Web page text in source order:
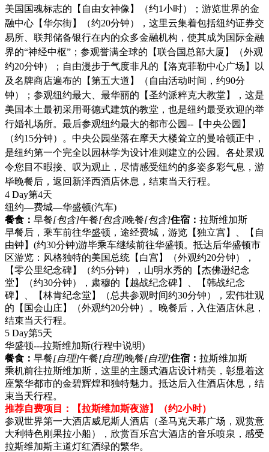
美国国魂标志的【自由女神像】（约1小时）；游览世界的金
融中心【华尔街】（约20分钟），这里云集着包括纽约证券交
易所、联邦储备银行在内的众多金融机构，使其成为国际金融
界的“神经中枢”；参观誉满全球的【联合国总部大厦】（外观
约20分钟）；自由漫步于气度非凡的【洛克菲勒中心广场】以
及名牌商店遍布的【第五大道】（自由活动时间，约90分
钟）；参观纽约最大、最华丽的【圣约派粹克大教堂】，这是
美国本土最初采用哥德式建筑的教堂，也是纽约最受欢迎的举
行婚礼场所。最后参观纽约最大的都市公园--【中央公园】
（约15分钟）。中央公园坐落在摩天大楼耸立的曼哈顿正中，
是纽约第一个完全以园林学为设计准则建立的公园。各处景观
令您目不暇接、叹为观止，尽情感受纽约的多姿多彩气息，游
毕晚餐后，返回新泽西酒店休息，结束当天行程。
4 Day第4天
纽约—费城—华盛顿(汽车)
餐食： 早餐[包含]午餐[包含]晚餐[包含]住宿： 拉斯维加斯
早餐后，乘车前往华盛顿，途经费城，游览【独立宫】、【自
由钟】(约30分钟)游毕乘车继续前往华盛顿。抵达后华盛顿市
区游览：风格独特的美国总统【白宫】（外观约20分钟），
【零公里纪念碑】（约5分钟），山明水秀的【杰佛逊纪念
堂】（约30分钟），肃穆的【越战纪念碑】、【韩战纪念
碑】、【林肯纪念堂】（总共参观时间约30分钟），宏伟壮观
的【国会山庄】（外观约20分钟）。晚餐后，入住酒店休息，
结束当天行程。
5 Day第5天
华盛顿---拉斯维加斯(行程中说明)
餐食： 早餐[自理]午餐[自理]晚餐[自理]住宿： 拉斯维加斯
乘机前往拉斯维加斯，这里的主题式酒店设计精美，彰显着这
座繁华都市的金碧辉煌和独特魅力。抵达后入住酒店休息，结
束当天行程。
推荐自费项目：【拉斯维加斯夜游】（约2小时）
参观世界第一大酒店威尼斯人酒店（圣马克天幕广场，观赏意
大利特色刚果拉小船），欣赏百乐宫大酒店的音乐喷泉，感受
拉斯维加斯主道灯红酒绿的繁华。